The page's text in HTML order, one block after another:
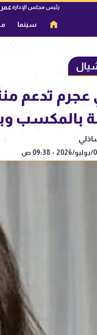
رئيس مجلس الإدارة
سينما
عجرم تدعم
بالمكسب